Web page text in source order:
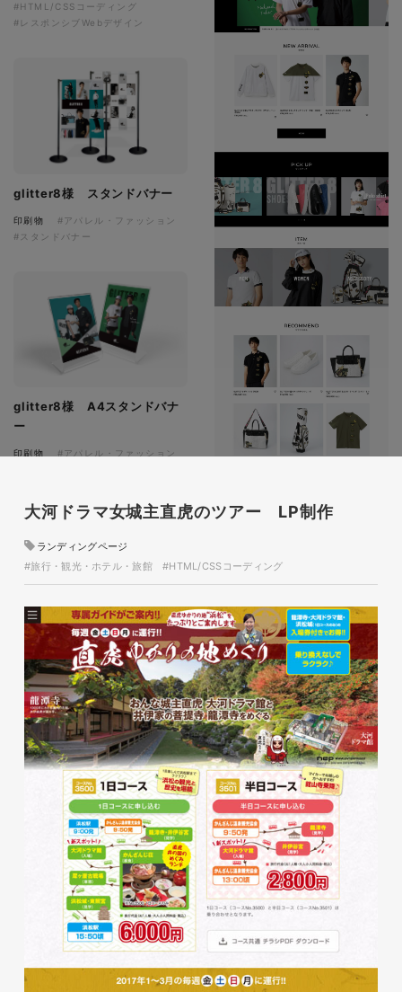
#HTML/CSSコーディング
#レスポンシブWebデザイン
glitter8様 ECサイト制作
ECサイト
#アパレル・ファッション
#HTML/CSSコーディング
#レスポンシブWebデザイン
glitter8様 スタンドバナー
印刷物
#アパレル・ファッション
#スタンドバナー
glitter8様 A4スタンドバナ
ー
印刷物
#アパレル・ファッション
glitter8様 吹き出しPOP
印刷物
#アパレル・ファッション
#吹き出しPOP
glitter8様 チラシ
#アパレル・ファッション
glitter8様 カタログ
印刷物
#アパレル・ファッション
#カタログ
大河ドラマ女城主直虎のツアー LP制作
ランディングページ
#旅行・観光・ホテル・旅館
#HTML/CSSコーディング